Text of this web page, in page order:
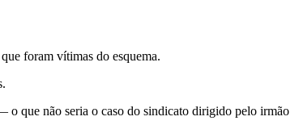
foram vítimas do esquema.
o que não seria o caso do sindicato dirigido pelo irmão